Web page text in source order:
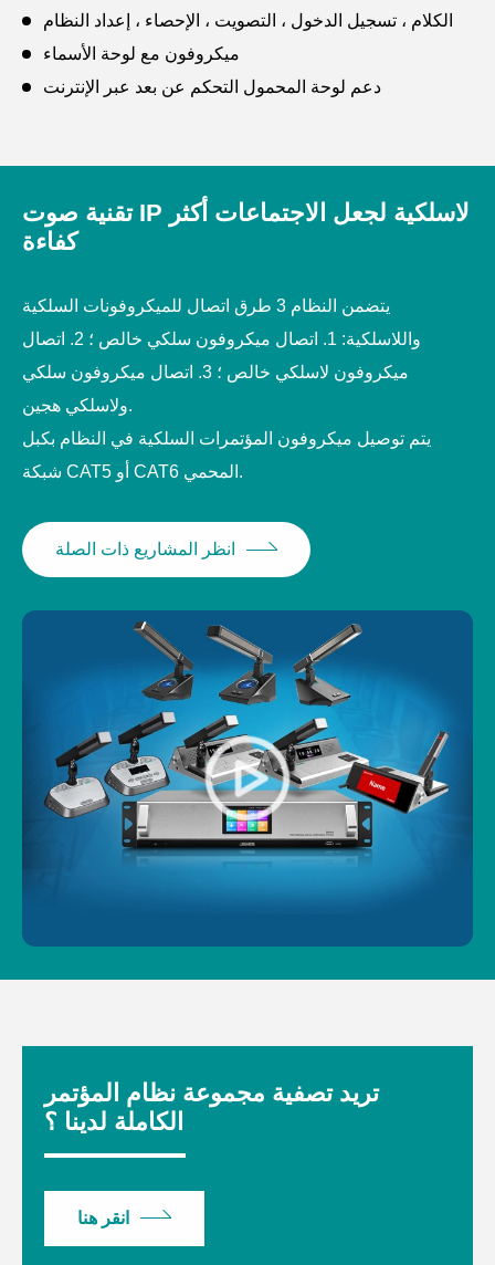
الكلام ، تسجيل الدخول ، التصويت ، الإحصاء ، إعداد النظام
ميكروفون مع لوحة الأسماء
دعم لوحة المحمول التحكم عن بعد عبر الإنترنت
تقنية صوت IP لاسلكية لجعل الاجتماعات أكثر
كفاءة
يتضمن النظام 3 طرق اتصال للميكروفونات السلكية
واللاسلكية: 1. اتصال ميكروفون سلكي خالص ؛ 2. اتصال
ميكروفون لاسلكي خالص ؛ 3. اتصال ميكروفون سلكي
ولاسلكي هجين.
يتم توصيل ميكروفون المؤتمرات السلكية في النظام بكبل
شبكة CAT5 أو CAT6 المحمي.
انظر المشاريع ذات الصلة
تريد تصفية مجموعة نظام المؤتمر
الكاملة لدينا ؟
انقر هنا